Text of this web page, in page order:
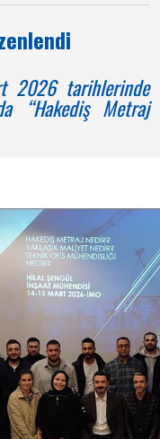
2026 tarihlerinde
“Hakediş Metraj